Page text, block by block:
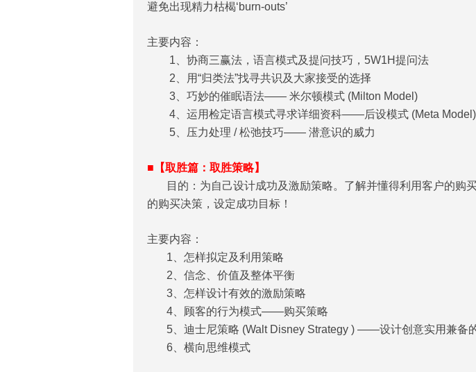
避免出现精力枯楬‘burn-outs’
主要内容：
1、协商三赢法，语言模式及提问技巧，5W1H提问法
2、用“归类法”找寻共识及大家接受的选择
3、巧妙的催眠语法—— 米尔顿模式 (Milton Model)
4、运用检定语言模式寻求详细资科——后设模式 (Meta Model)
5、压力处理 / 松弛技巧—— 潜意识的威力
■【取胜篇：取胜策略】
目的：为自己设计成功及激励策略。了解并懂得利用客户的购
的购买决策，设定成功目标！
主要内容：
1、怎样拟定及利用策略
2、信念、价值及整体平衡
3、怎样设计有效的激励策略
4、顾客的行为模式——购买策略
5、迪士尼策略 (Walt Disney Strategy ) ——设计创意实用兼备
6、横向思维模式